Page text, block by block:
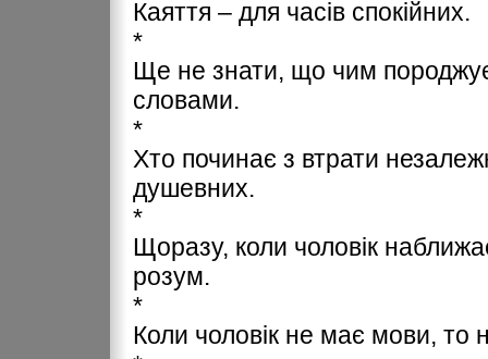
Каяття – для часів спокійних.
*
Ще не знати, що чим
словами.
*
Хто починає з втрати
душевних.
*
Щоразу, коли чоловік
розум.
*
Коли чоловік не має мови, то